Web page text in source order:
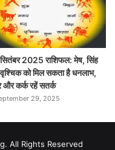
2025 राशिफल: मेष, सिंह
को मिल सकता है धनलाभ,
और कर्क रहें सतर्क
29, 2025
All Rights Reserved